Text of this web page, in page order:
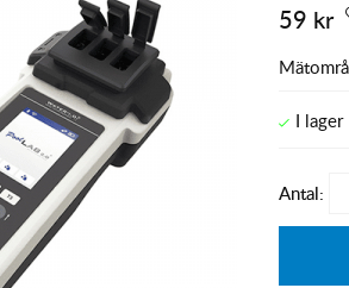
59 kr
Antal: